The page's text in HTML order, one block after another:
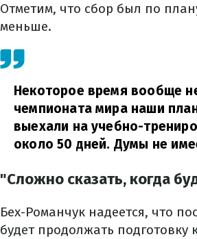
Отметим, что сбор был по
меньше.
Некоторое время вообще
чемпионата мира наши
выехали на учебно-
около 50 дней. Думы не
"Сложно сказать, когда
Бех-Романчук надеется, что
будет продолжать подготовку